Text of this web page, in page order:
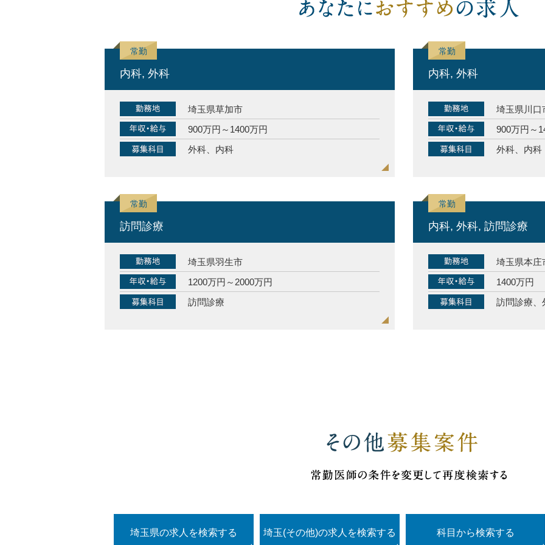
内科, 外科
埼玉県草加市
900万円～1400万円
外科、内科
内科, 外科
埼玉県川口
900万円～
外科、内科
訪問診療
埼玉県羽生市
1200万円～2000万円
訪問診療
内科, 外科, 訪問診療
埼玉県本庄
1400万円
訪問診療、
埼玉県の求人を検索する 埼玉(その他)の求人を検索する 科目 から検索する